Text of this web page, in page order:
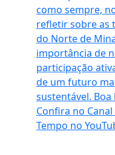
Confira no Canal
Tempo no